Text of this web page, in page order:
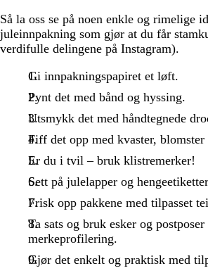
Så la oss se på noen enkle og rimelige
juleinnpakning som gjør at du får
verdifulle delingene på Instagram).
Gi innpakningspapiret et løft.
Pynt det med bånd og hyssing.
Utsmykk det med håndtegnede
Fiff det opp med kvaster, blomster
Er du i tvil – bruk klistremerker!
Sett på julelapper og
Frisk opp pakkene med tilpasset
Ta sats og bruk esker og postposer
merkeprofilering.
Gjør det enkelt og praktisk med